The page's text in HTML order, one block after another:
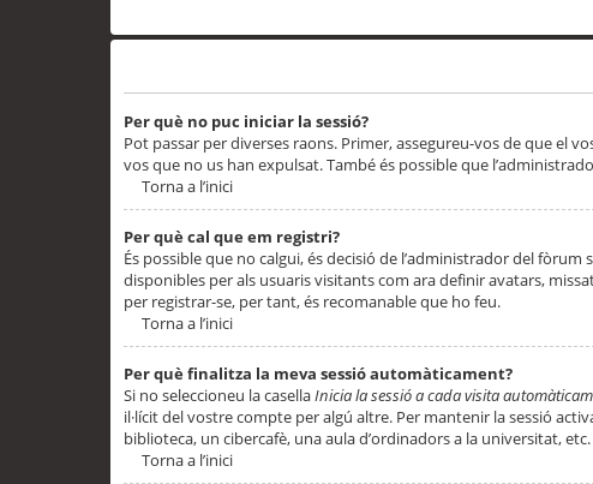
Per què no puc iniciar la sessió?
Pot passar per diverses raons. Primer, assegureu-vos de que el
vos que no us han expulsat. També és possible que
Torna a l’inici
Per què cal que em registri?
És possible que no calgui, és decisió de l’administrador del
disponibles per als usuaris visitants com ara definir avatars,
per registrar-se, per tant, és recomanable que ho feu.
Torna a l’inici
Per què finalitza la meva sessió automàticament?
Si no seleccioneu la casellaInicia la sessió a cada visita
il·lícit del vostre compte per algú altre. Per mantenir la sessió
biblioteca, un cibercafè, una aula d’ordinadors a la universitat,
Torna a l’inici